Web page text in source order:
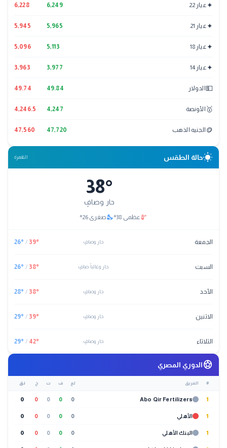
✦ عيار 22 6,249
6,228
✦ عيار 21 5,965
5,945
✦ عيار 18 5,113
5,096
✦ عيار 14 3,977
3,963
💵الدولار 49.84
49.74
🥇 الأونصة 4,247
4,246.5
🪙 الجنيه الذهب 47,720
47,560
wb_sunnyحالة الطقس القاهرة
38°
حار وصافٍ
thermostat عظمى 38
°
nights_stayصغرى 26
°
الجمعة حار وصافٍ 39°
/
26°
السبت حار وغالباً صافٍ 38°
/
26°
الأحد حار وصافٍ 38°
/
28°
الاثنين حار وصافٍ 39°
/
29°
الثلاثاء حار وصافٍ 42°
/
29°
sports_soccerالدوري المصري
# الفريق لع ف ت خ نق
1
Abo Qir Fertilizers
0
0
0
0
0
1 الأهلي 0
0
0
0
0
1 البنك الأهلي 0
0
0
0
0